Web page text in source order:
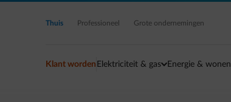
Ga naar de hoofdinhoud
Thuis Professioneel Grote ondernemingen
Klant worden Elektriciteit & gas Energie & wonen